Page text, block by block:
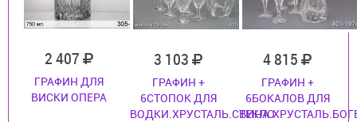
2 407
ГРАФИН ДЛЯ
ВИСКИ ОПЕРА
3 103
ГРАФИН +
6СТОПОК ДЛЯ
ВОДКИ.ХРУСТАЛЬ.СТЕКЛО
4 815
ГРАФИН +
6БОКАЛОВ ДЛЯ